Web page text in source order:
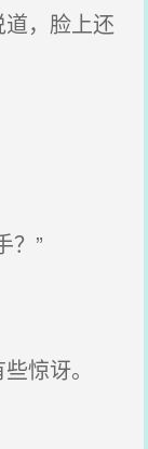
，脸上还
？”
惊讶。